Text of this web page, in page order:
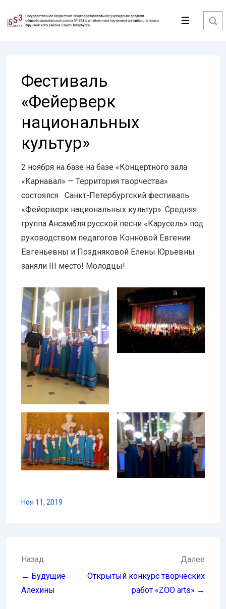
Перейти
Меню
Фестиваль
«Фейерверк
национальных
культур»
2 ноября на базе на базе «Концертного зала
«Карнавал» — Территория творчества»
состоялся Санкт-Петербургский фестиваль
«Фейерверк национальных культур». Средняя
группа Ансамбля русской песни «Карусель» под
руководством педагогов Конновой Евгении
Евгеньевны и Поздняковой Елены Юрьевны
заняли III место! Молодцы!
Ноя 11, 2019
Навигация
по
записям
Назад
← Будущие
Алехины
Далее
Открытый конкурс творческих
работ «ZOO arts» →